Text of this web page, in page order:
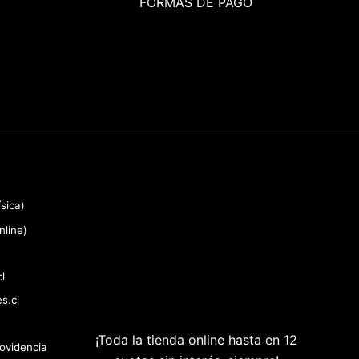
¡Toda la tienda online hasta en 12